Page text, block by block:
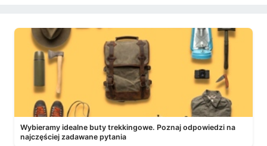
Wybieramy idealne buty trekkingowe. Poznaj odpowiedzi na
najczęściej zadawane pytania